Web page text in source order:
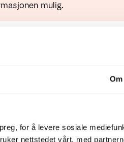
Om
for å levere sosiale
nettstedet vårt, med
mulig.
over e-poster som er knyttet
og tilknyttede kontakter, vil
kontakt – forutsatt at denne
en eldre modul i
O365 addon fungerer